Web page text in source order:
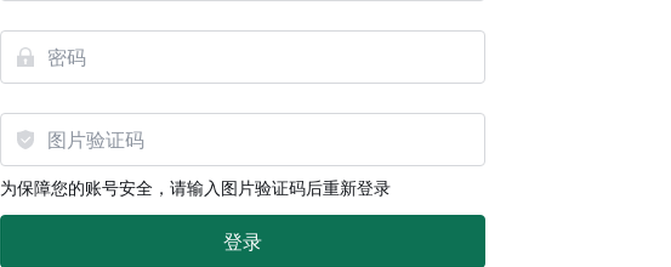
为保障您的账号安全，请输入图片验证码后重新登录